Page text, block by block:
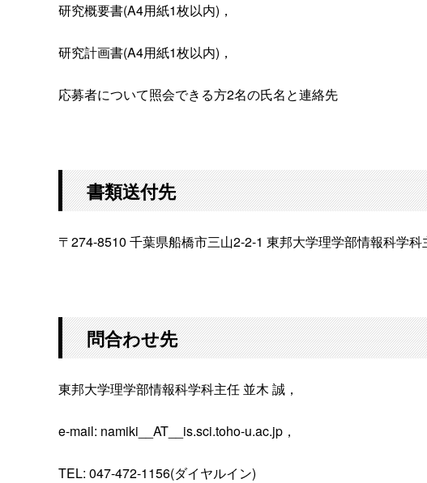
研究概要書(A4用紙1枚以内)，
研究計画書(A4用紙1枚以内)，
応募者について照会できる方2名の氏名と連絡先
書類送付先
〒274-8510 千葉県船橋市三山2-2-1 東邦大学理学部情報科学科
問合わせ先
東邦大学理学部情報科学科主任 並木 誠，
e-mail: namiki__AT__is.sci.toho-u.ac.jp，
TEL: 047-472-1156(ダイヤルイン)